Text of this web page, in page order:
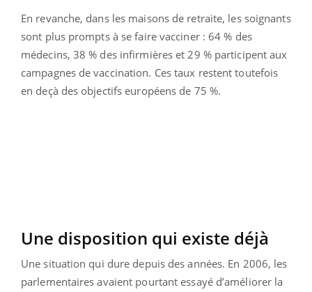
En revanche, dans les maisons de retraite, les soignants
sont plus prompts à se faire vacciner : 64 % des
médecins, 38 % des infirmières et 29 % participent aux
campagnes de vaccination. Ces taux restent toutefois
en deçà des objectifs européens de 75 %.
Une disposition qui existe déjà
Une situation qui dure depuis des années. En 2006, les
parlementaires avaient pourtant essayé d’améliorer la